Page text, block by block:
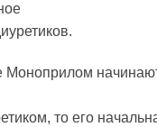
Моноприлом
то его